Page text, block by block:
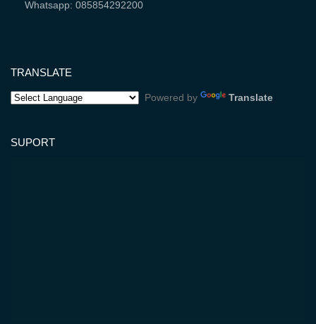
Whatsapp: 085854292200
TRANSLATE
Powered by Translate
SUPORT